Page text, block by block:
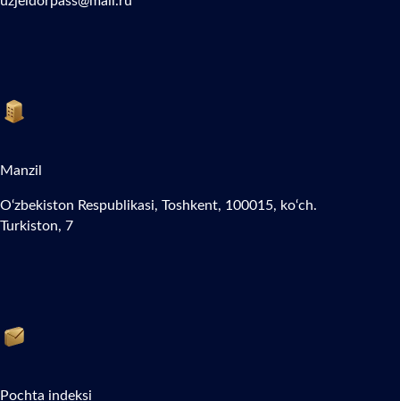
Manzil
O‘zbekiston Respublikasi, Toshkent, 100015, ko‘ch.
Turkiston, 7
Pochta indeksi